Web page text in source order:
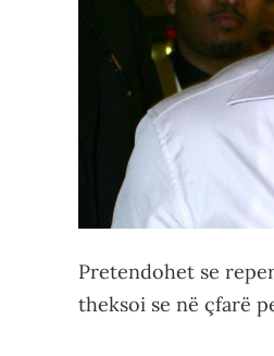
Pretendohet se
theksoi se në çfarë